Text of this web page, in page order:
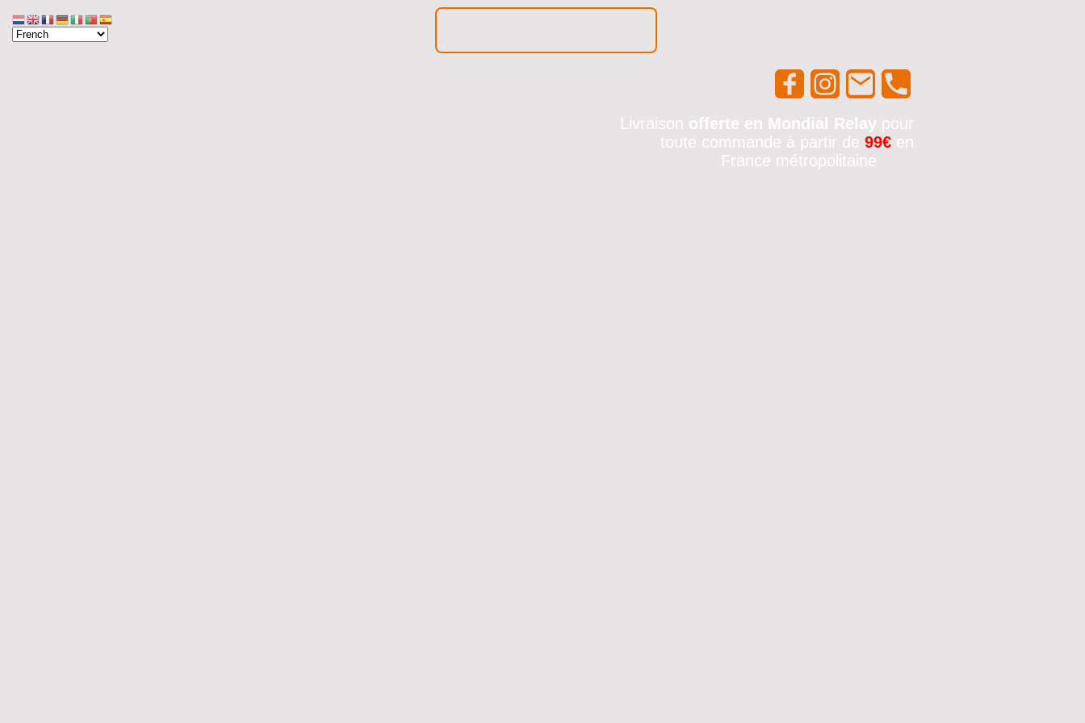
Livraison offerte en Mondial Relay pour
toute commande à partir de 99€en
France métropolitaine